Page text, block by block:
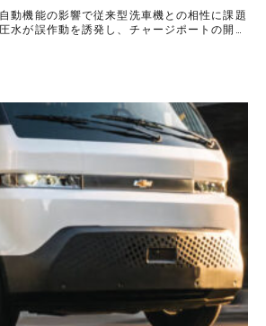
動機能の影響で従来型洗車機との相性に課題
水が誤作動を誘発し、チャージポートの開閉
傷リスクがあるため、店舗側も利用を制限す
対策として洗車モードが用意されるが、設定
もあり完全な解決には至っていない。